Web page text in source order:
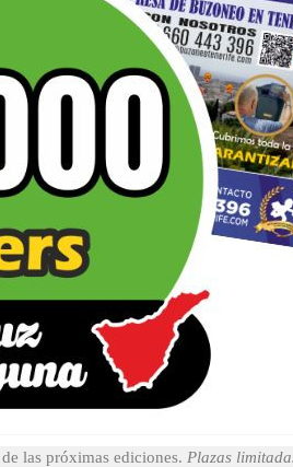
DESDE
las próximas ediciones. Plazas